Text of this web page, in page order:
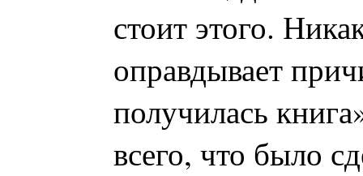
стоит этого.
оправдывает
получилась
всего, что было